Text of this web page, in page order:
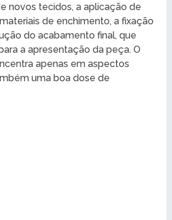
novos tecidos, a aplicação de
de enchimento, a fixação
do acabamento final, que
a apresentação da peça. O
apenas em aspectos
uma boa dose de